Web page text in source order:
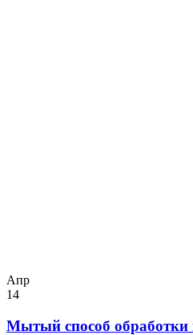
Апр
14
Мытый способ обработки